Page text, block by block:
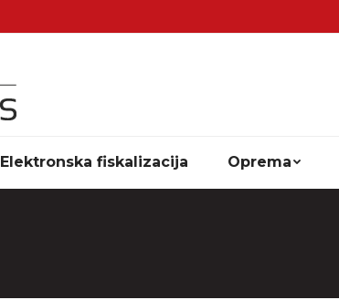
Elektronska fiskalizacija Oprema